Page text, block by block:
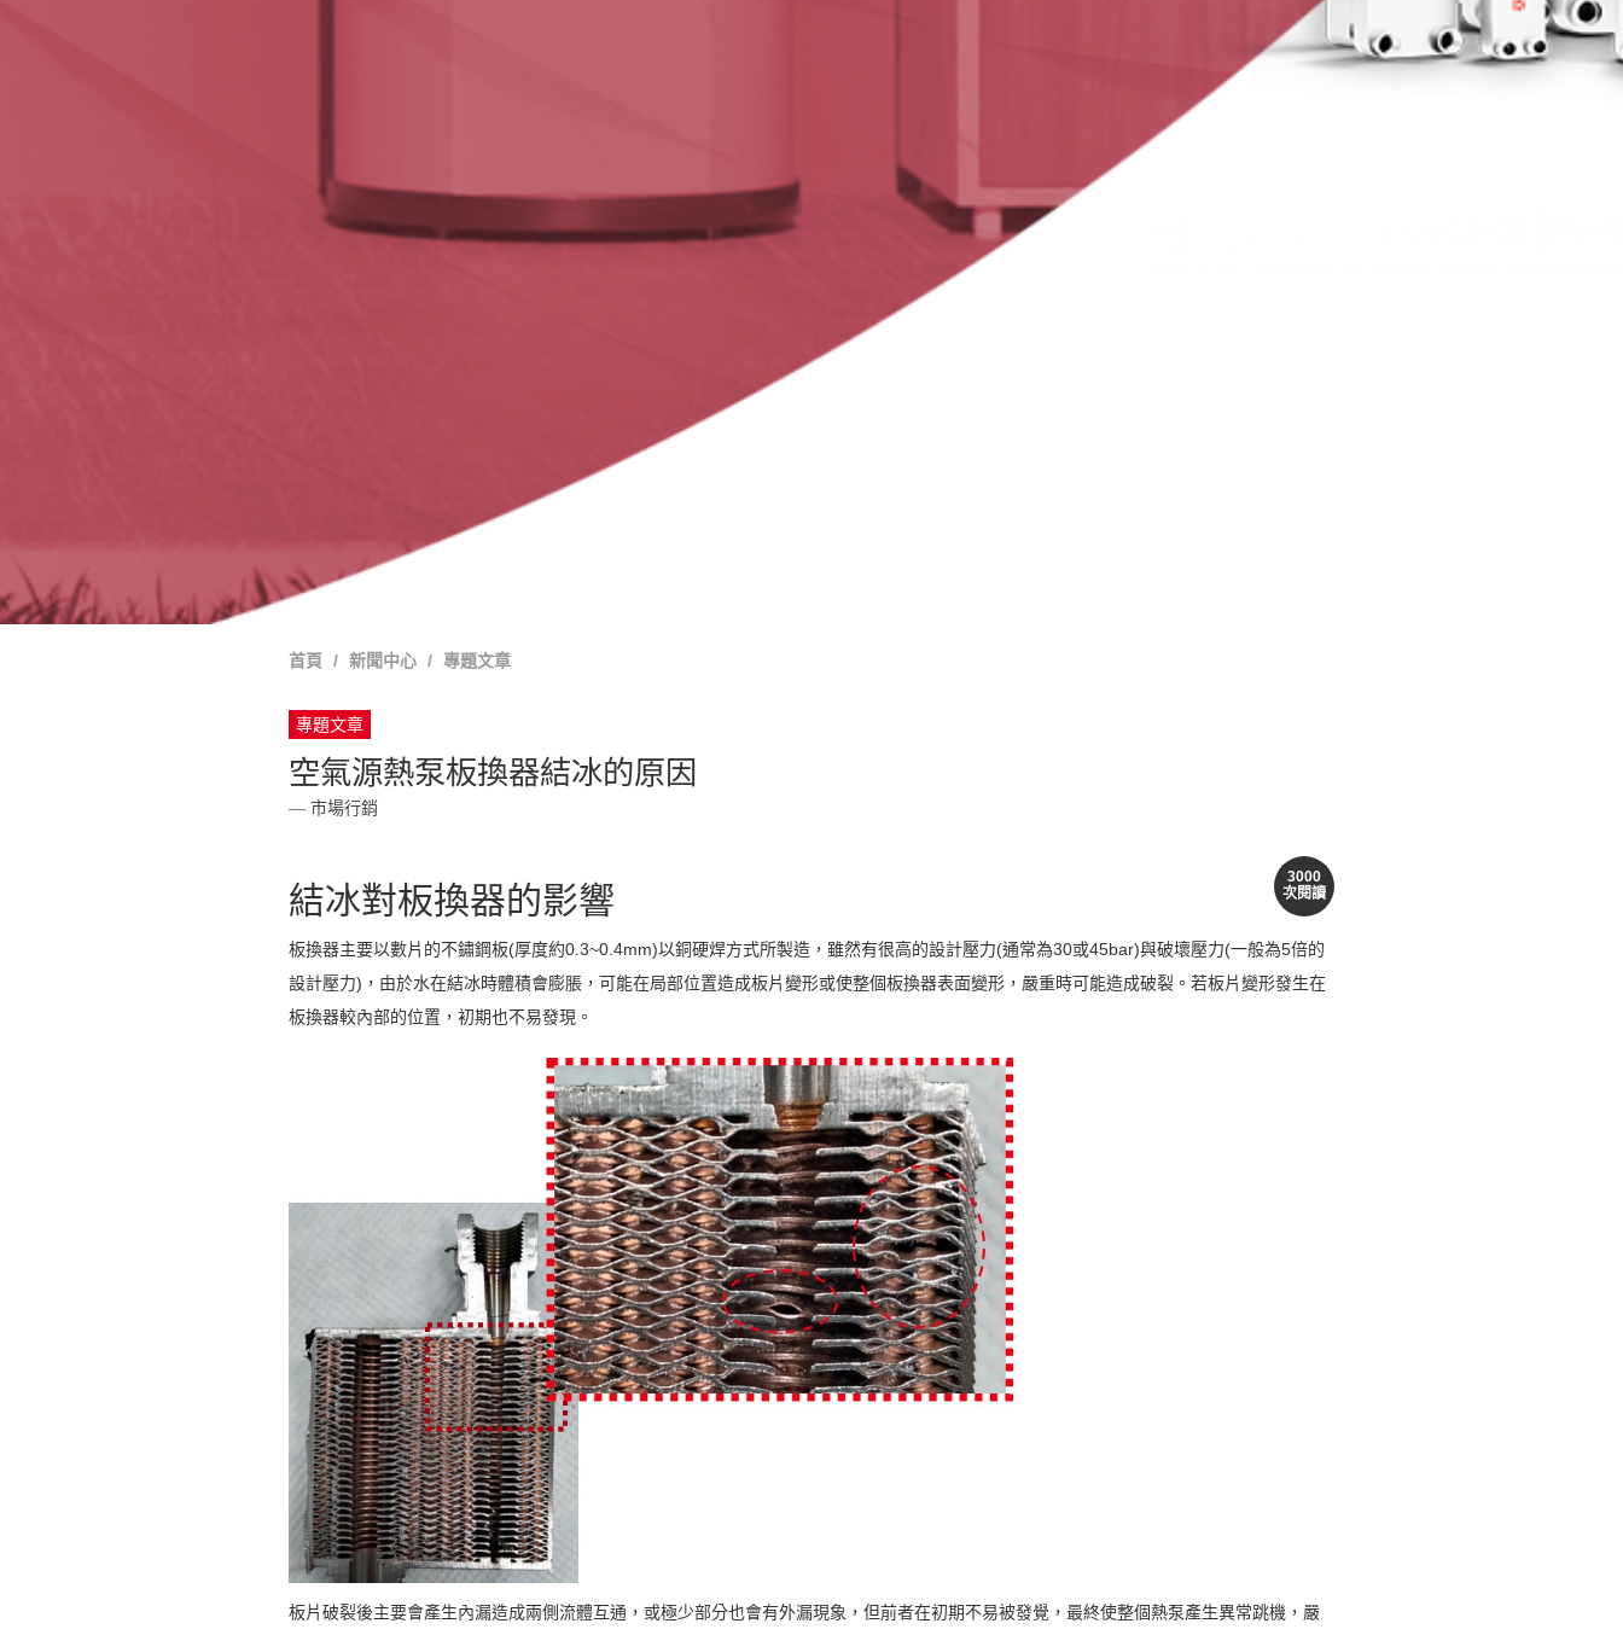
首頁 新聞中心 專題文章
專題文章
空氣源熱泵板換器結冰的原因
市場行銷
3000
次閱讀
結冰對板換器的影響
板換器主要以數片的不鏽鋼板(厚度約0.3~0.4mm)以銅硬焊方式所製造，雖然有很高的設計壓力(通常為30或45bar)與破壞壓力(一般為5倍的
設計壓力)，由於水在結冰時體積會膨脹，可能在局部位置造成板片變形或使整個板換器表面變形，嚴重時可能造成破裂。若板片變形發生在
板換器較內部的位置，初期也不易發現。
板片破裂後主要會產生內漏造成兩側流體互通，或極少部分也會有外漏現象，但前者在初期不易被發覺，最終使整個熱泵產生異常跳機，嚴